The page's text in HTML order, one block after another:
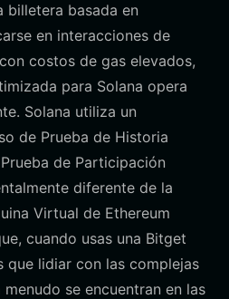
billetera basada en
en interacciones de
costos de gas elevados,
para Solana opera
Solana utiliza un
de Prueba de Historia
de Participación
diferente de la
Virtual de Ethereum
cuando usas una Bitget
que lidiar con las complejas
se encuentran en las